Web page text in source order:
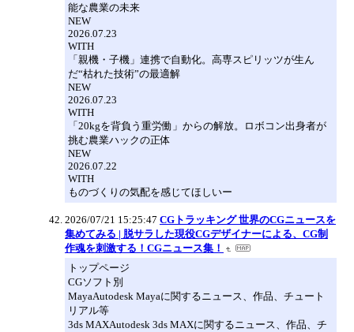
能な農業の未来
NEW
2026.07.23
WITH
「親機・子機」連携で自動化。高専スピリッツが生ん
だ“枯れた技術”の最適解
NEW
2026.07.23
WITH
「20kgを背負う重労働」からの解放。ロボコン出身者が
挑む農業ハックの正体
NEW
2026.07.22
WITH
ものづくりの気配を感じてほしいー
2026/07/21 15:25:47 CGトラッキング 世界のCGニュースを
集めてみる | 脱サラした現役CGデザイナーによる、CG制
作魂を刺激する！CGニュース集！
トップページ
CGソフト別
MayaAutodesk Mayaに関するニュース、作品、チュート
リアル等
3ds MAXAutodesk 3ds MAXに関するニュース、作品、チ